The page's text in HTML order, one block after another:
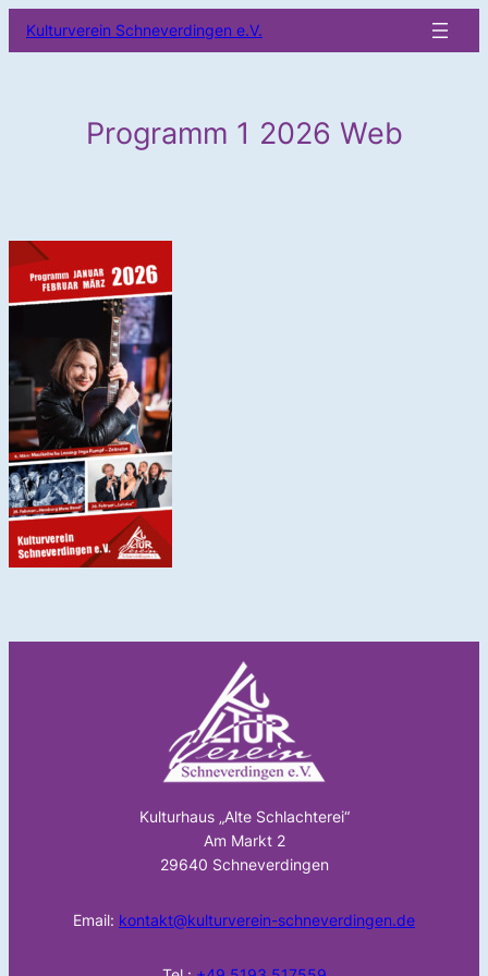
Inhalt
Kulturverein Schneverdingen e.V.
Programm 1 2026 Web
Kulturhaus „Alte Schlachterei“
Am Markt 2
29640 Schneverdingen
Email: kontakt@kulturverein-schneverdingen.de